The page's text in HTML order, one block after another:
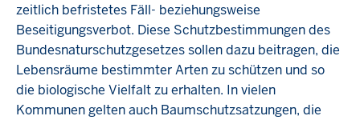
zeitlich befristetes Fäll- beziehungsweise
Beseitigungsverbot. Diese Schutzbestimmungen des
Bundesnaturschutzgesetzes sollen dazu beitragen, die
Lebensräume bestimmter Arten zu schützen und so
die biologische Vielfalt zu erhalten. In vielen
Kommunen gelten auch Baumschutzsatzungen, die